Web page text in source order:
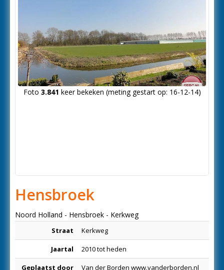
Foto 3.841 keer bekeken (meting gestart op: 16-12-14)
Hensbroek
Noord Holland - Hensbroek - Kerkweg
Straat Kerkweg
Jaartal 2010 tot heden
Geplaatst door Van der Borden www.vanderborden.nl